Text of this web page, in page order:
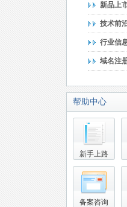
新品上
技术前
行业信
域名注
帮助中心
新手上路
备案咨询